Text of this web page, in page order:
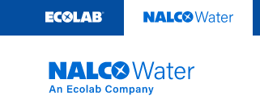
Inhalt